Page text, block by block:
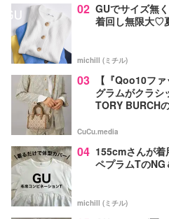
02 GUでサイズ無
着回し無限大♡
michill (ミチル)
03
【『Qoo10フ
グラムがクラ
TORY BURCH
CuCu.media
04 155cmさんが
ペプラムTの
michill (ミチル)